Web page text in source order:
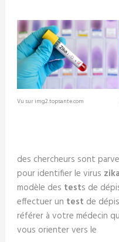
Vu sur img2.topsante.com
des chercheurs sont
pour identifier le virus zika
modèle des tests de
effectuer un test de
référer à votre médecin
vous orienter vers le